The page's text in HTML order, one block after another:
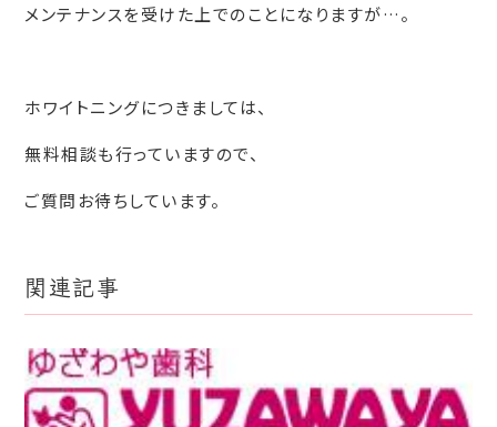
メンテナンスを受けた上でのことになりますが…。
ホワイトニングにつきましては、
無料相談も行っていますので、
ご質問お待ちしています。
関連記事